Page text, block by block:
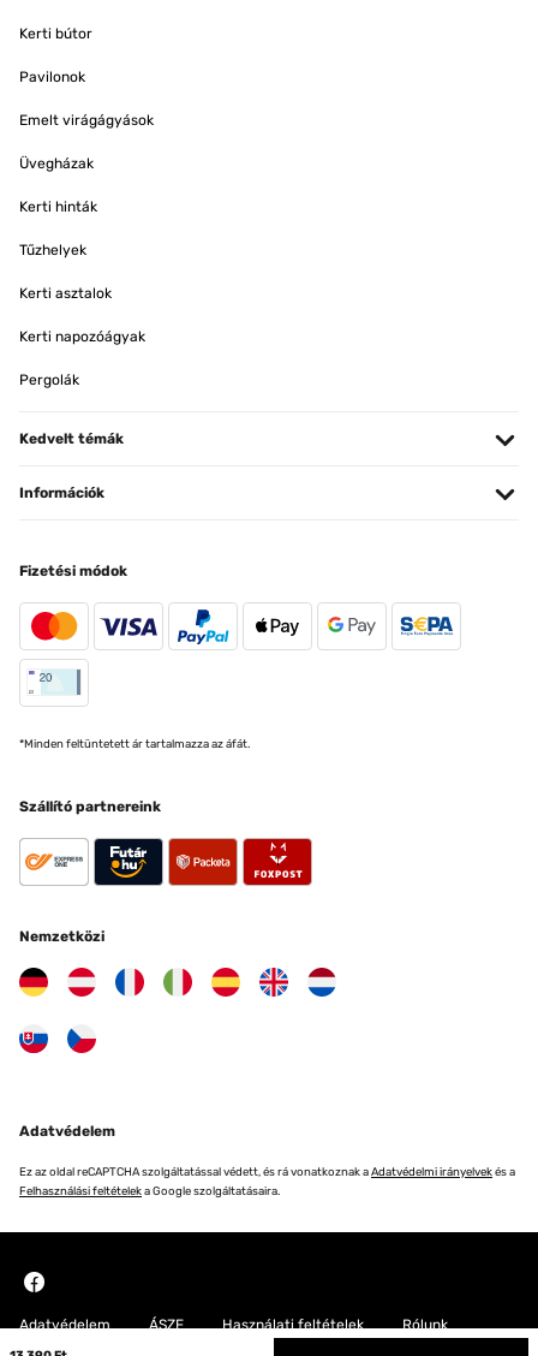
Kerti bútor
Pavilonok
Emelt virágágyások
Üvegházak
Kerti hinták
Tűzhelyek
Kerti asztalok
Kerti napozóágyak
Pergolák
Kedvelt témák
Információk
Fizetési módok
*Minden feltüntetett ár tartalmazza az áfát.
Szállító partnereink
Nemzetközi
Adatvédelem
Ez az oldal reCAPTCHA szolgáltatással védett, és rá vonatkoznak aAdatvédelmi irányelvekés a
Felhasználási feltételeka Google szolgáltatásaira.
Adatvédelem ÁSZF Használati feltételek Rólunk